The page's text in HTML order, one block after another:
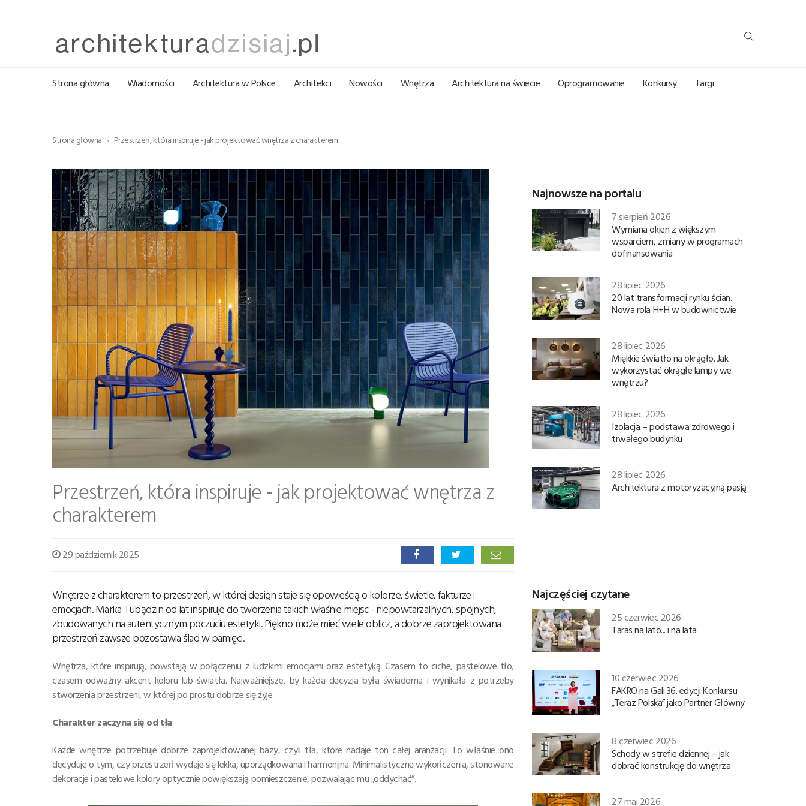
Strona główna Wiadomości Architektura w Polsce Architekci Nowości Wnętrza Architektura na świecie Oprogramowanie Konkursy Targi
Strona główna Przestrzeń, która inspiruje - jak projektować wnętrza z charakterem
Przestrzeń, która inspiruje - jak projektować wnętrza z
charakterem
29 październik 2025
Wnętrze z charakterem to przestrzeń, w której design staje się opowieścią o kolorze, świetle, fakturze i
emocjach. Marka Tubądzin od lat inspiruje do tworzenia takich właśnie miejsc - niepowtarzalnych, spójnych,
zbudowanych na autentycznym poczuciu estetyki. Piękno może mieć wiele oblicz, a dobrze zaprojektowana
przestrzeń zawsze pozostawia ślad w pamięci.
Wnętrza, które inspirują, powstają w połączeniu z ludzkimi emocjami oraz estetyką. Czasem to ciche, pastelowe tło,
czasem odważny akcent koloru lub światła. Najważniejsze, by każda decyzja była świadoma i wynikała z potrzeby
stworzenia przestrzeni, w której po prostu dobrze się żyje.
Charakter zaczyna się od tła
Każde wnętrze potrzebuje dobrze zaprojektowanej bazy, czyli tła, które nadaje ton całej aranżacji. To właśnie ono
decyduje o tym, czy przestrzeń wydaje się lekka, uporządkowana i harmonijna. Minimalistyczne wykończenia, stonowane
dekoracje i pastelowe kolory optycznie powiększają pomieszczenie, pozwalając mu „oddychać”.
Najnowsze na portalu
7 sierpień 2026
Wymiana okien z większym
wsparciem, zmiany w programach
dofinansowania
28 lipiec 2026
20 lat transformacji rynku ścian.
Nowa rola H+H w budownictwie
28 lipiec 2026
Miękkie światło na okrągło. Jak
wykorzystać okrągłe lampy we
wnętrzu?
28 lipiec 2026
Izolacja – podstawa zdrowego i
trwałego budynku
28 lipiec 2026
Architektura z motoryzacyjną pasją
Najczęściej czytane
25 czerwiec 2026
Taras na lato... i na lata
10 czerwiec 2026
FAKRO na Gali 36. edycji Konkursu
„Teraz Polska” jako Partner Główny
8 czerwiec 2026
Schody w strefie dziennej – jak
dobrać konstrukcję do wnętrza
27 maj 2026